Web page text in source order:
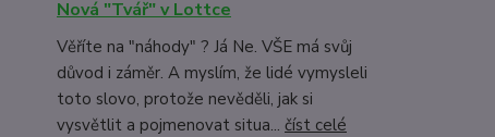
Nová "Tvář" v Lottce
Věříte na "náhody" ? Já Ne. VŠE má svůj
důvod i záměr. A myslím, že lidé vymysleli
toto slovo, protože nevěděli, jak si
vysvětlit a pojmenovat situa... číst celé